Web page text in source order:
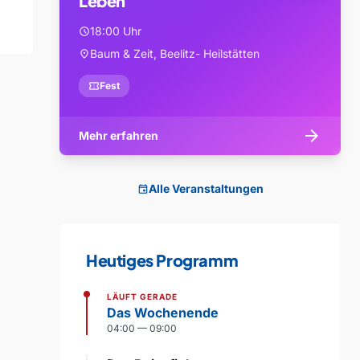
schedule18:00 Uhr
location_onBaum & Zeit, Beelitz- Heilstätten
confirmation_numberFest
Mehr erfahren arrow_forward
eventAlle Veranstaltungen
Heutiges Programm
LÄUFT GERADE
Das Wochenende
04:00 — 09:00